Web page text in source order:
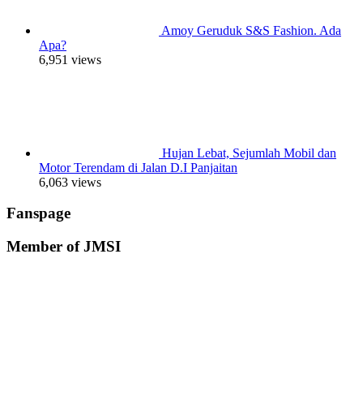
Amoy Geruduk S&S Fashion. Ada
Apa?
6,951 views
Hujan Lebat, Sejumlah Mobil dan
Motor Terendam di Jalan D.I Panjaitan
6,063 views
Fanspage
Member of JMSI